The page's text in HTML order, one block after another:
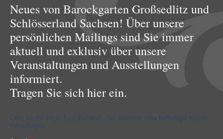
Neues von Barockgarten Großsedlitz und
Schlösserland Sachsen! Über unsere
persönlichen Mailings sind Sie immer
aktuell und exklusiv über unsere
Veranstaltungen und Ausstellungen
informiert.
Tragen Sie sich hier ein.